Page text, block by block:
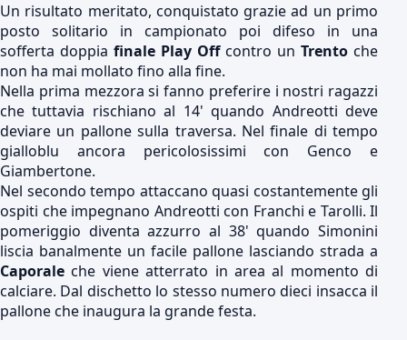
Un risultato meritato, conquistato grazie ad un primo
posto solitario in campionato poi difeso in una
sofferta doppia finale Play Off contro un Trento che
non ha mai mollato fino alla fine.
Nella prima mezzora si fanno preferire i nostri ragazzi
che tuttavia rischiano al 14' quando Andreotti deve
deviare un pallone sulla traversa. Nel finale di tempo
gialloblu ancora pericolosissimi con Genco e
Giambertone.
Nel secondo tempo attaccano quasi costantemente gli
ospiti che impegnano Andreotti con Franchi e Tarolli. Il
pomeriggio diventa azzurro al 38' quando Simonini
liscia banalmente un facile pallone lasciando strada a
Caporale che viene atterrato in area al momento di
calciare. Dal dischetto lo stesso numero dieci insacca il
pallone che inaugura la grande festa.